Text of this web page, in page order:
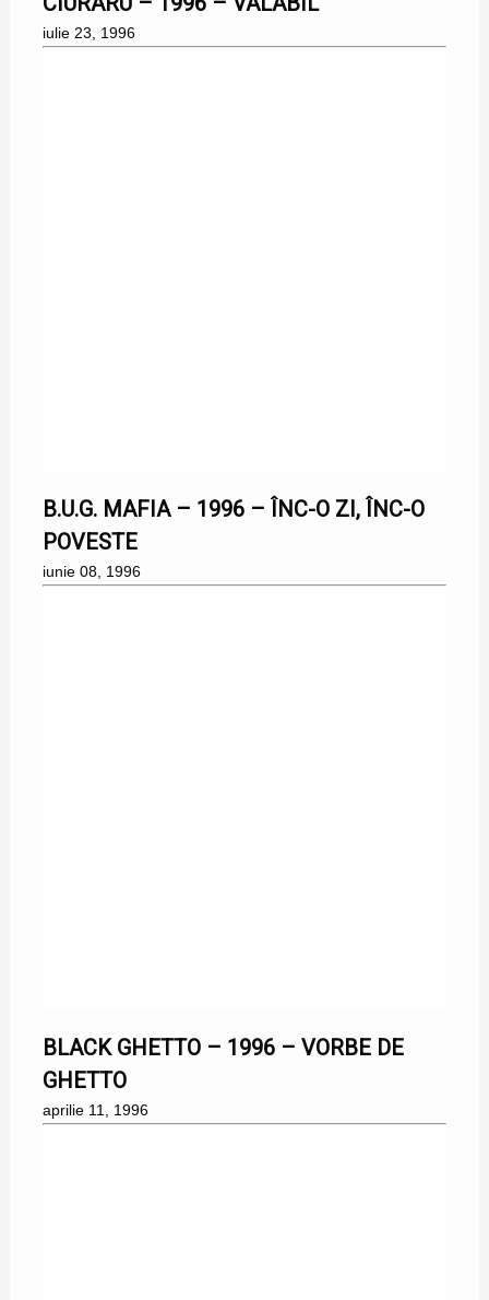
iulie 23, 1996
B.U.G. MAFIA – 1996 – ÎNC-O ZI, ÎNC-O
POVESTE
iunie 08, 1996
BLACK GHETTO – 1996 – VORBE DE
GHETTO
aprilie 11, 1996